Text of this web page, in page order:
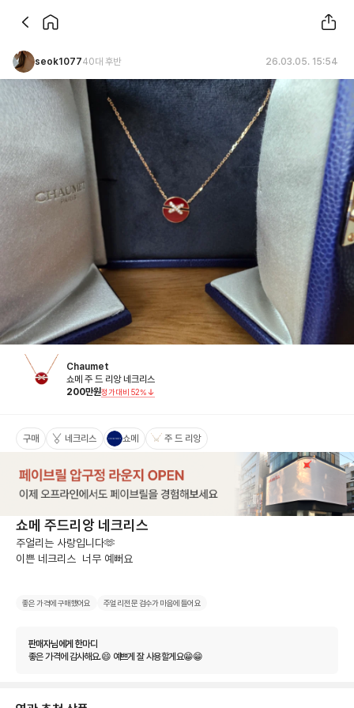
seok107740대 후반 26.03.05. 15:54
Chaumet
쇼메 주 드 리앙 네크리스
200만원정가대비 52%
구매 네크리스 쇼메 주 드 리앙
쇼메 주드리앙 네크리스
주얼리는 사랑입니다🫶
이쁜 네크리스  너무 예뻐요
좋은 가격에 구매했어요 주얼리 전문 검수가 마음에 들어요
판매자님에게 한마디
좋은 가격에 감사해요.😄 예쁘게 잘 사용할게요😁😁